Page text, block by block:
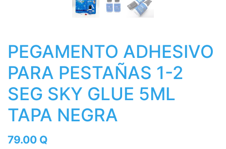
PEGAMENTO ADHESIVO
PARA PESTAÑAS 1-2
SEG SKY GLUE 5ML
TAPA NEGRA
79.00 Q